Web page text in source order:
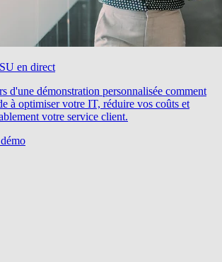
en direct
d'une démonstration personnalisée comment
à optimiser votre IT, réduire vos coûts et
votre service client.